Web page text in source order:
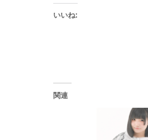
いいね:
関連